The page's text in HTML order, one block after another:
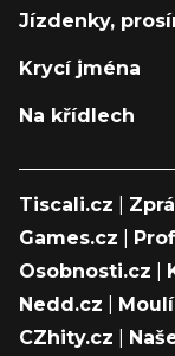
Jízdenky,
Krycí jména
Na křídlech
Tiscali.cz
Games.cz
Osobnosti.cz
Nedd.cz
CZhity.cz